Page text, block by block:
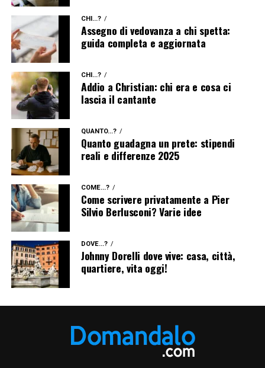
CHI...?
Assegno di vedovanza a chi spetta:
guida completa e aggiornata
CHI...?
Addio a Christian: chi era e cosa ci
lascia il cantante
QUANTO...?
Quanto guadagna un prete: stipendi
reali e differenze 2025
COME...?
Come scrivere privatamente a Pier
Silvio Berlusconi? Varie idee
DOVE...?
Johnny Dorelli dove vive: casa, città,
quartiere, vita oggi!